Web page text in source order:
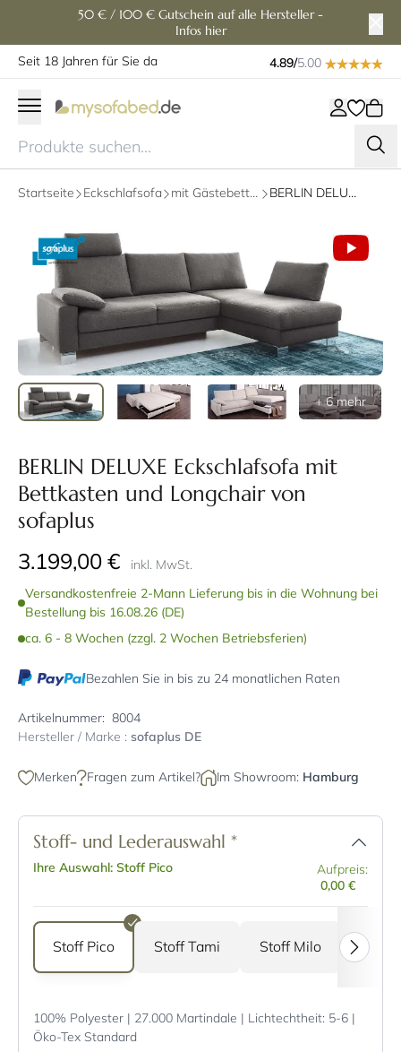
50 € / 100 € Gutschein auf alle Hersteller -
Infos hier
Seit 18 Jahren für Sie da
4.89/5.00
Startseite Eckschlafsofa mit Gästebettfunktion BERLIN DELUXE Eckschlafsofa mit Bettkasten und Longchair von sofaplus
+ 6 mehr
BERLIN DELUXE Eckschlafsofa mit
Bettkasten und Longchair von
sofaplus
3.199,00 €
inkl. MwSt.
Versandkostenfreie 2-Mann Lieferung bis in die Wohnung bei
Bestellung bis 16.08.26 (DE)
ca. 6 - 8 Wochen (zzgl. 2 Wochen Betriebsferien)
Bezahlen Sie in bis zu 24 monatlichen Raten
Artikelnummer: 8004
Hersteller / Marke : sofaplus DE
Merken Fragen zum Artikel? Im Showroom: Hamburg
Stoff- und Lederauswahl *
Ihre Auswahl: Stoff Pico
Aufpreis:
0,00 €
Stoff Pico Stoff Tami Stoff Milo Stoff
100% Polyester | 27.000 Martindale | Lichtechtheit: 5-6 |
Öko-Tex Standard